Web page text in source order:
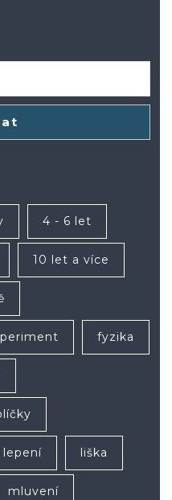
4 - 6 let
10 let a více
fyzika
lepení liška
mluvení